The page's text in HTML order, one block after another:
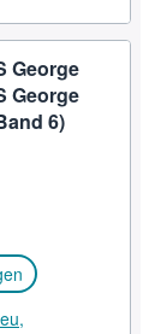
George
George
6)